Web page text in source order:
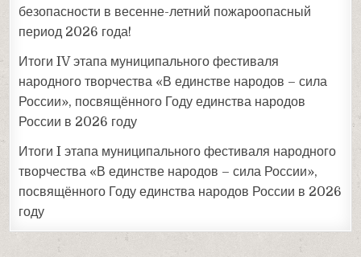
безопасности в весенне-летний пожароопасный
период 2026 года!
Итоги IV этапа муниципального фестиваля
народного творчества «В единстве народов – сила
России», посвящённого Году единства народов
России в 2026 году
Итоги I этапа муниципального фестиваля народного
творчества «В единстве народов – сила России»,
посвящённого Году единства народов России в 2026
году